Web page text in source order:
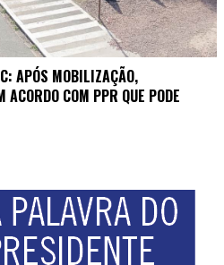
APÓS MOBILIZAÇÃO,
COM PPR QUE PODE